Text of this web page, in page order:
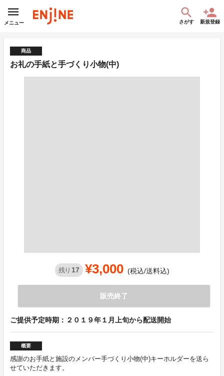
メニュー さがす 新規登録
商品
お礼の手紙と手づくり小物(中)
残り 17 ¥3,000 (税込/送料込)
販売終了
ご提供予定時期：２０１９年１月上旬から配送開始
概要
感謝のお手紙と施設のメンバー手づくり小物(中)キーホルダーを送ら
せていただきます。